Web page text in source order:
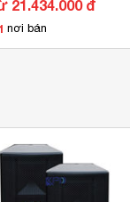
21.434.000 đ
nơi bán